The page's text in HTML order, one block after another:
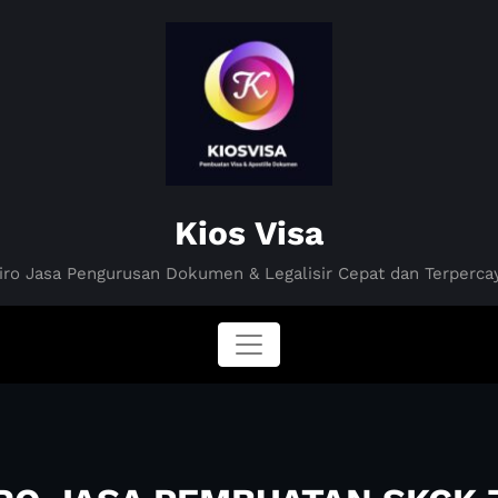
Kios Visa
Jasa Pengurusan Dokumen & Legalisir Cepat dan